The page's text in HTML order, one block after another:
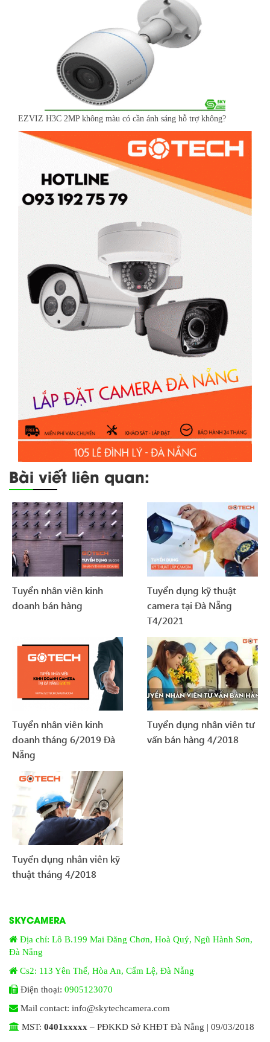
EZVIZ H3C 2MP không màu có cần ánh sáng hỗ trợ không?
Bài viết liên quan:
Tuyển nhân viên kinh
doanh bán hàng
Tuyển dụng kỹ thuật
camera tại Đà Nẵng
T4/2021
Tuyển nhân viên kinh
doanh tháng 6/2019 Đà
Nẵng
Tuyển dụng nhân viên tư
vấn bán hàng 4/2018
Tuyển dụng nhân viên kỹ
thuật tháng 4/2018
SKYCAMERA
Địa chỉ: Lô B.199 Mai Đăng Chơn, Hoà Quý, Ngũ Hành Sơn,
Đà Nẵng
Cs2: 113 Yên Thế, Hòa An, Cẩm Lệ, Đà Nẵng
Điện thoại: 0905123070
Mail contact: info@skytechcamera.com
MST: 0401xxxxx – PĐKKD Sở KHĐT Đà Nẵng | 09/03/2018